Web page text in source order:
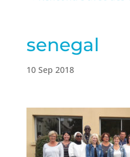
senegal
10 Sep 2018